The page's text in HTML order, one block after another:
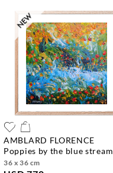
AMBLARD FLORENCE
poppies by the blue stream
36 x 36 cm